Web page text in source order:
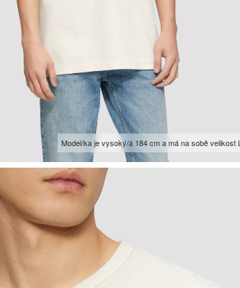
Model/ka je vysoký/á 184 cm a má na sobě velikost L